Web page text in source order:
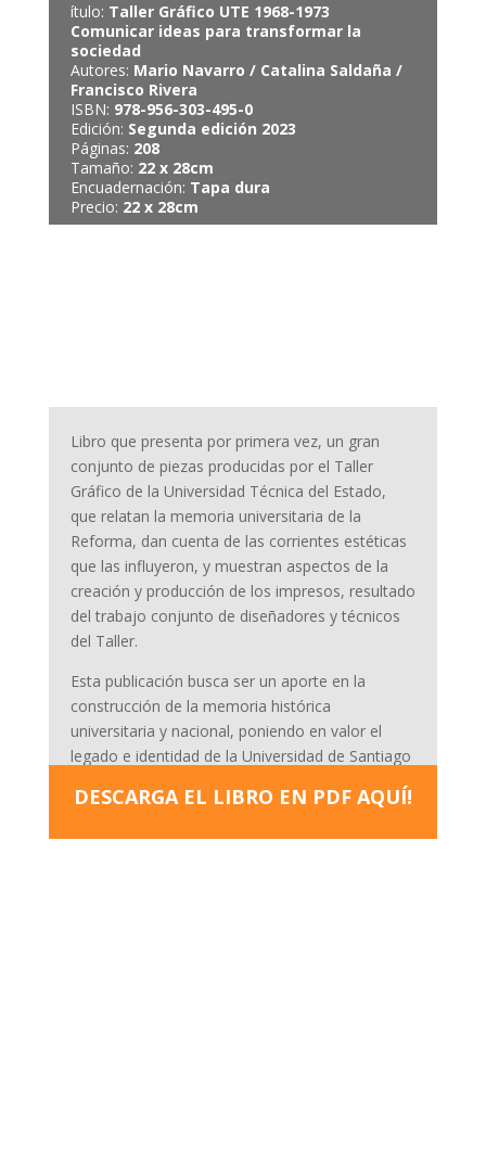
ítulo: Taller Gráfico UTE 1968-1973
Comunicar ideas para transformar la
sociedad
Autores: Mario Navarro / Catalina Saldaña /
Francisco Rivera
ISBN: 978-956-303-495-0
Edición: Segunda edición 2023
Páginas: 208
Tamaño: 22 x 28cm
Encuadernación: Tapa dura
Precio: 22 x 28cm
Libro que presenta por primera vez, un gran
conjunto de piezas producidas por el Taller
Gráfico de la Universidad Técnica del Estado,
que relatan la memoria universitaria de la
Reforma, dan cuenta de las corrientes estéticas
que las influyeron, y muestran aspectos de la
creación y producción de los impresos, resultado
del trabajo conjunto de diseñadores y técnicos
del Taller.
Esta publicación busca ser un aporte en la
construcción de la memoria histórica
universitaria y nacional, poniendo en valor el
legado e identidad de la Universidad de Santiago
DESCARGA EL LIBRO EN PDF AQUÍ!